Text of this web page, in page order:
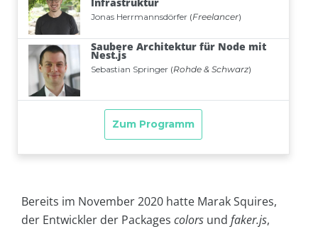
Bereits im November 2020 hatte Marak Squires,
der Entwickler der Packages colors und faker.js,